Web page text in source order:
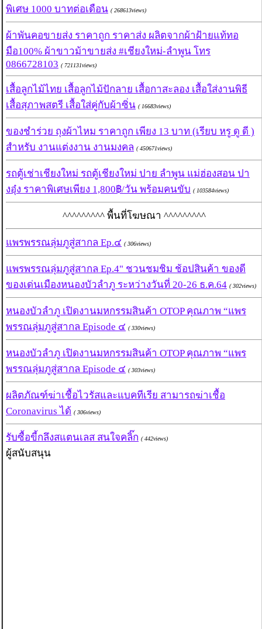
พิเศษ 1000 บาทต่อเดือน ( 268613views)
ผ้าพันคอขายส่ง ราคาถูก ราคาส่ง ผลิตจากผ้าฝ้ายแท้ทอ
มือ100% ผ้าขาวม้าขายส่ง #เชียงใหม่-ลำพูน โทร
0866728103 ( 721131views)
เสื้อลูกไม้ไทย เสื้อลูกไม้ปักลาย เสื้อกาสะลอง เสื้อใส่งานพิธี
เสื้อสุภาพสตรี เสื้อใส่คู่กับผ้าซิ่น ( 16683views)
ของชำร่วย ถุงผ้าไหม ราคาถูก เพียง 13 บาท (เรียบ หรู ดู ดี )
สำหรับ งานแต่งงาน งานมงคล ( 450671views)
รถตู้เช่าเชียงใหม่ รถตู้เชียงใหม่ ปาย ลำพูน แม่ฮ่องสอน ปา
งอุ๋ง ราคาพิเศษเพียง 1,800฿/วัน พร้อมคนขับ ( 103584views)
^^^^^^^^^ พื้นที่โฆษณา ^^^^^^^^^
แพรพรรณลุ่มภูสู่สากล Ep.๔ ( 306views)
แพรพรรณลุ่มภูสู่สากล Ep.4" ชวนชมชิม ช้อปสินค้า ของดี
ของเด่นเมืองหนองบัวลำภู ระหว่างวันที่ 20-26 ธ.ค.64 ( 302views)
หนองบัวลำภู เปิดงานมหกรรมสินค้า OTOP คุณภาพ “แพร
พรรณลุ่มภูสู่สากล Episode ๔ ( 330views)
หนองบัวลำภู เปิดงานมหกรรมสินค้า OTOP คุณภาพ “แพร
พรรณลุ่มภูสู่สากล Episode ๔ ( 303views)
ผลิตภัณฑ์ฆ่าเชื้อไวรัสและแบคทีเรีย สามารถฆ่าเชื้อ
Coronavirus ได้ ( 306views)
รับซื้อขี้กลึงสแตนเลส สนใจคลิ๊ก ( 442views)
ผู้สนับสนุน